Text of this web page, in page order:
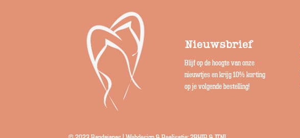
Nieuwsbrief
Blijf op de hoogte van onze
nieuwtjes en krijg 10% korting
op je volgende bestelling!